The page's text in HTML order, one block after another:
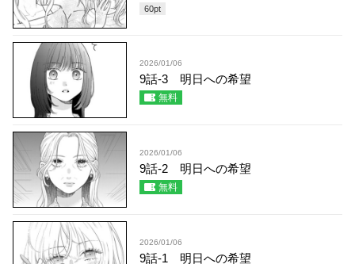
60pt
2026/01/06
9話-3 明日への希望
無料
2026/01/06
9話-2 明日への希望
無料
2026/01/06
9話-1 明日への希望